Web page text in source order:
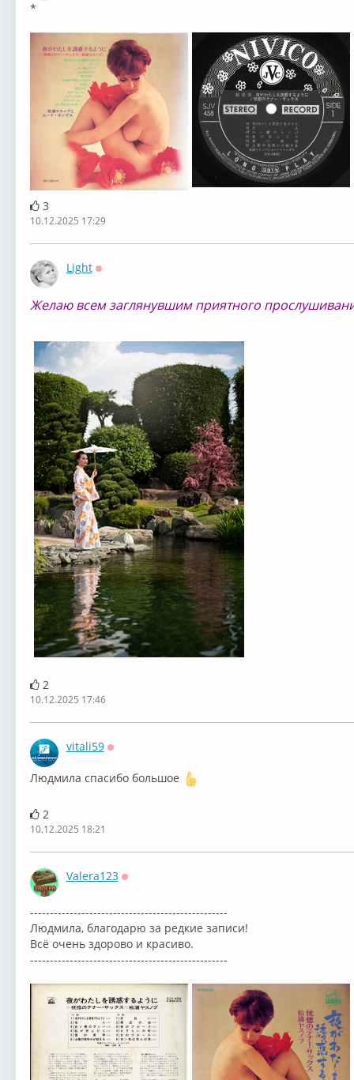
*
3
10.12.2025 17:29
Light
Желаю всем заглянувшим приятного
2
10.12.2025 17:46
vitali59
Людмила спасибо большое
2
10.12.2025 18:21
Valera123
--------------------------------------------------
Людмила, благодарю за редкие записи!
Всё очень здорово и красиво.
--------------------------------------------------